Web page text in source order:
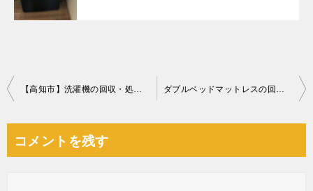
投
ビ
【高知市】洗濯機の回収・処分ご依頼 お客様の声 ダブルベッドマットレスの回収・処分ご依頼 お客様の声
コメントを残す